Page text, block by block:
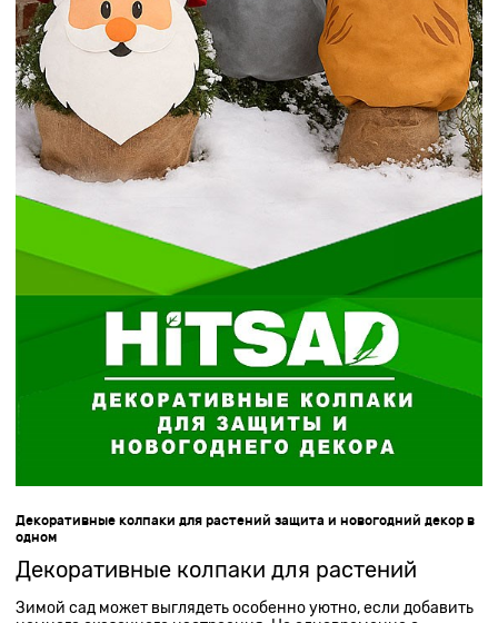
Декоративные колпаки для растений защита и новогодний декор в
одном
Декоративные колпаки для растений
Зимой сад может выглядеть особенно уютно, если добавить